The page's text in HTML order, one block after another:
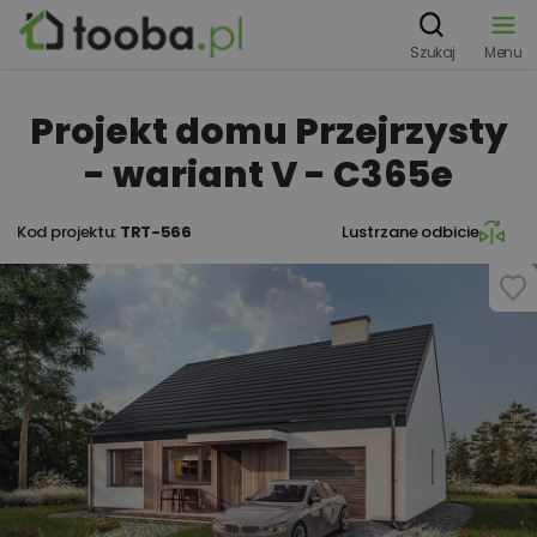
Szukaj Menu
Projekt domu Przejrzysty
- wariant V - C365e
Kod projektu: TRT-566 Lustrzane odbicie